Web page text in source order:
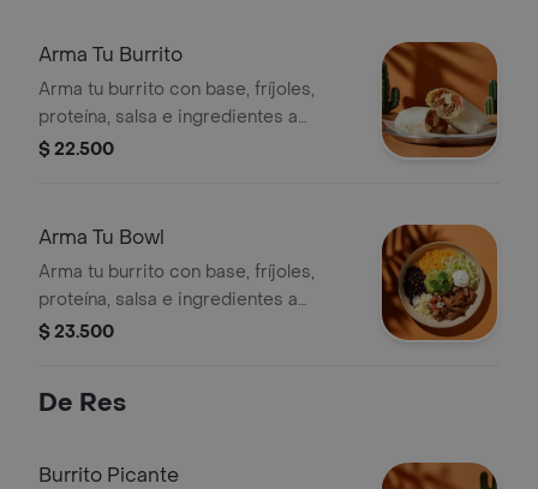
Arma Tu Burrito
Arma tu burrito con base, fríjoles,
proteína, salsa e ingredientes a
elección.
$ 22.500
Arma Tu Bowl
Arma tu burrito con base, fríjoles,
proteína, salsa e ingredientes a
elección.
$ 23.500
De Res
Burrito Picante